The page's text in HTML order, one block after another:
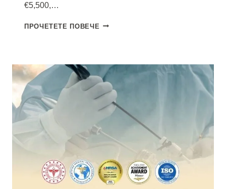
€5,500,…
ПРОЧЕТЕТЕ ПОВЕЧЕ СТОЙНОСТ
В
ТУРЦИЯ
2026